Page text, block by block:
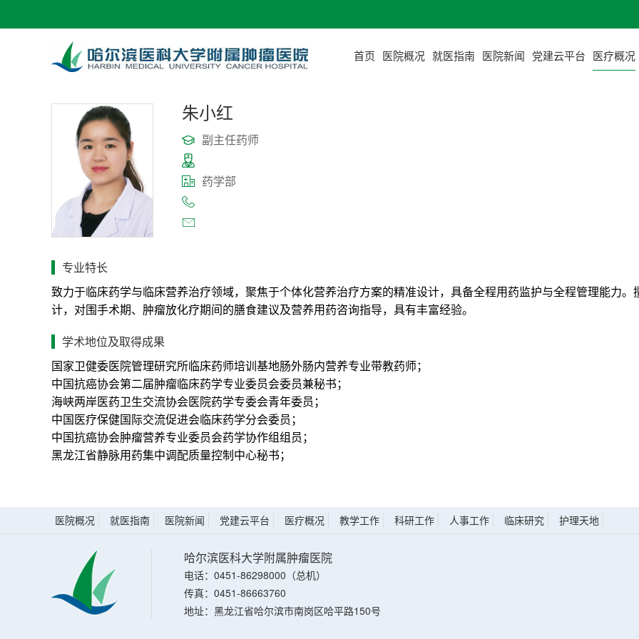
首页 医院概况 就医指南 医院新闻 党建云平台 医疗概况
朱小红
副主任药师
药学部
专业特长
致力于临床药学与临床营养治疗领域，聚焦于个体化营养治疗方案的精准设计，具备全程用药监护与全程管理能力
计，对围手术期、肿瘤放化疗期间的膳食建议及营养用药咨询指导，具有丰富经验。
学术地位及取得成果
国家卫健委医院管理研究所临床药师培训基地肠外肠内营养专业带教药师；
中国抗癌协会第二届肿瘤临床药学专业委员会委员兼秘书；
海峡两岸医药卫生交流协会医院药学专委会青年委员；
中国医疗保健国际交流促进会临床药学分会委员；
中国抗癌协会肿瘤营养专业委员会药学协作组组员；
黑龙江省静脉用药集中调配质量控制中心秘书；
医院概况 就医指南 医院新闻 党建云平台 医疗概况 教学工作 科研工作 人事工作 临床研究 护理天地
哈尔滨医科大学附属肿瘤医院
电话：0451-86298000（总机）
传真：0451-86663760
地址：黑龙江省哈尔滨市南岗区哈平路150号